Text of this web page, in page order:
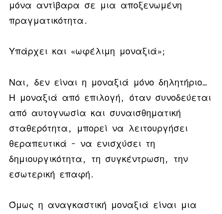
μόνα αντίβαρα σε μια αποξενωμένη
πραγματικότητα.
Υπάρχει και «ωφέλιμη μοναξιά»;
Ναι, δεν είναι η μοναξιά μόνο δηλητήριο…
Η μοναξιά από επιλογή, όταν συνοδεύεται
από αυτογνωσία και συναισθηματική
σταθερότητα, μπορεί να λειτουργήσει
θεραπευτικά – να ενισχύσει τη
δημιουργικότητα, τη συγκέντρωση, την
εσωτερική επαφή.
Όμως η αναγκαστική μοναξιά είναι μια